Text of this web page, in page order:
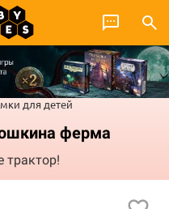
для детей
ферма
трактор!